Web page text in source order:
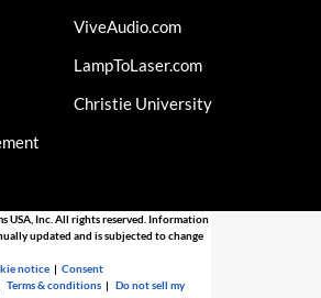
ViveAudio.com
LampToLaser.com
Christie University
USA, Inc. All rights reserved. Information
updated and is subjected to change
notice |Consent
Terms & conditions |Do not sell my